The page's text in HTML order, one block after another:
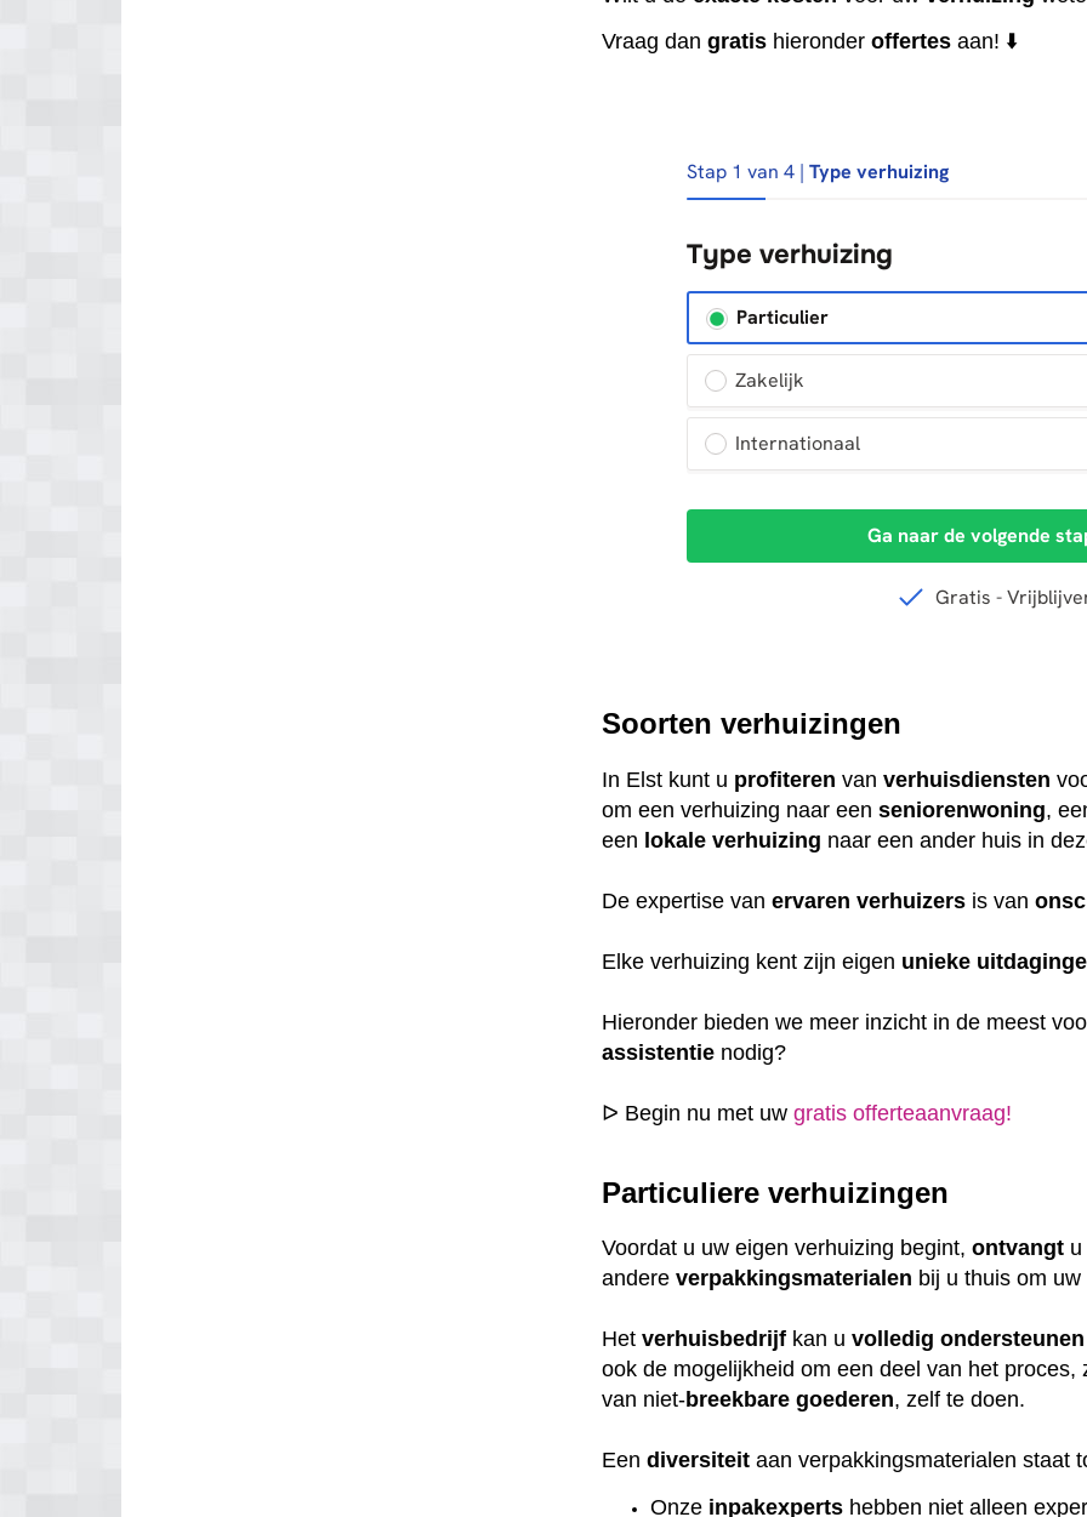
Vraag dangratis hieronderoffertes aan! ⬇️
Soorten verhuizingen
In Elst kunt u profiteren vanverhuisdiensten
om een verhuizing naar eenseniorenwoning,
een lokale verhuizing naar een ander huis in
De expertise vanervaren verhuizers is van
Elke verhuizing kent zijn eigen unieke
Hieronder bieden we meer inzicht in de meest
assistentie nodig?
ᐅ Begin nu met uwgratis offerteaanvraag!
Particuliere verhuizingen
Voordat u uw eigen verhuizing begint,ontvangt
andereverpakkingsmaterialen bij u thuis om
Hetverhuisbedrijf kan uvolledig ondersteunen
ook de mogelijkheid om een deel van het
van niet-breekbare goederen, zelf te doen.
Eendiversiteit aan verpakkingsmaterialen staat
Onze inpakexperts hebben niet alleen